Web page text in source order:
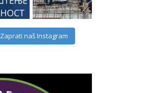
Zaprati naš Instagram